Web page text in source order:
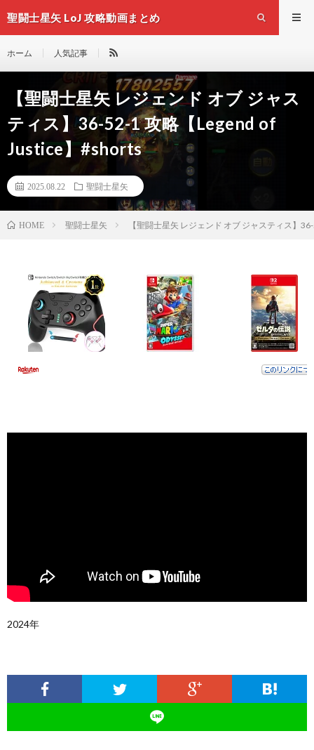
聖闘士星矢 LoJ 攻略動画まとめ
ホーム 人気記事
【聖闘士星矢 レジェンド オブ ジャス
ティス】36-52-1 攻略【Legend of
Justice】#shorts
2025.08.22 聖闘士星矢
HOME 聖闘士星矢 【聖闘士星矢 レジェンド オブ ジャスティス】
2024年